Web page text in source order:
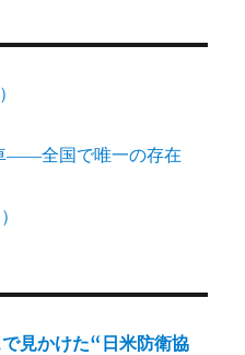
――全国で唯一の存在
見かけた“日米防衛協